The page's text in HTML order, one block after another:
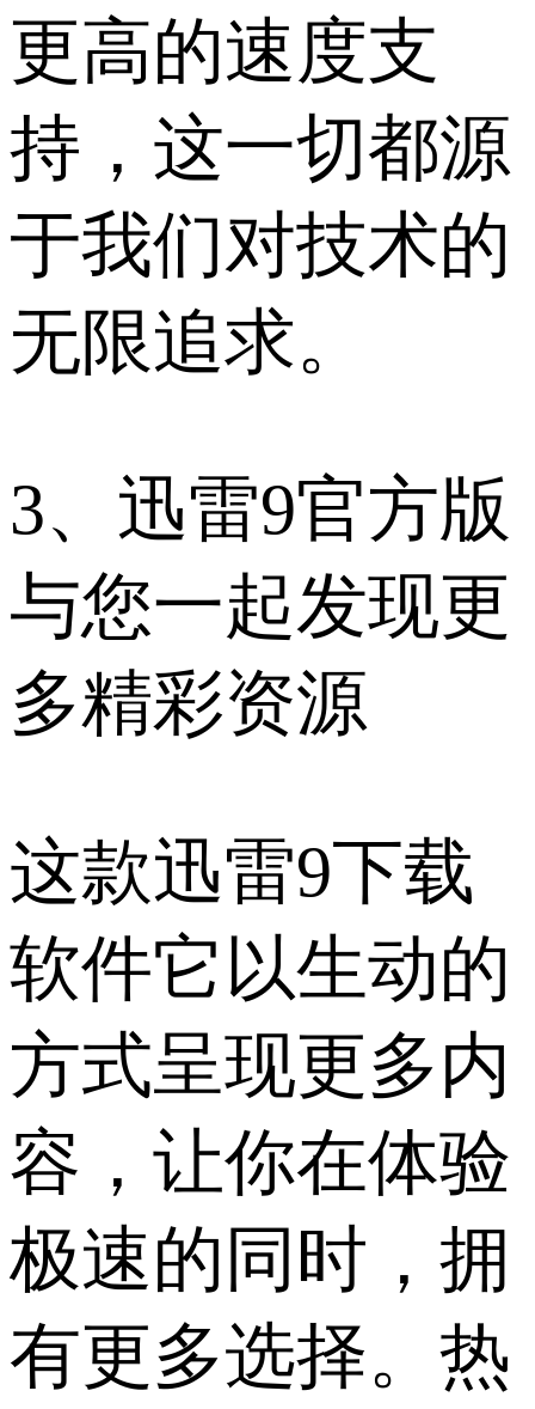
更高的速度支
持，这一切都源
于我们对技术的
无限追求。
3、迅雷9官方版
与您一起发现更
多精彩资源
这款迅雷9下载
软件它以生动的
方式呈现更多内
容，让你在体验
极速的同时，拥
有更多选择。热